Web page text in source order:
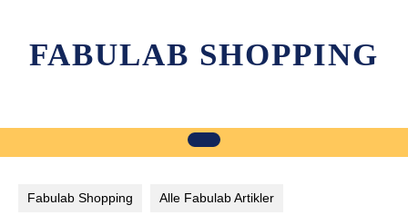
contentFABULAB SHOPPING
Fabulab Shopping Alle Fabulab Artikler